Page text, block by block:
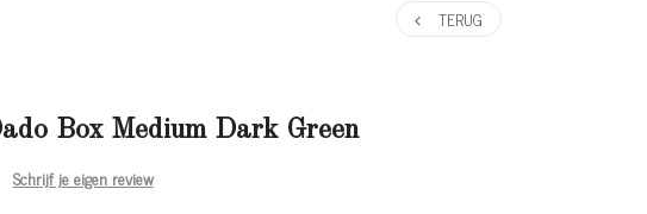
TERUG
Box Medium Dark Green
Schrijf je eigen review